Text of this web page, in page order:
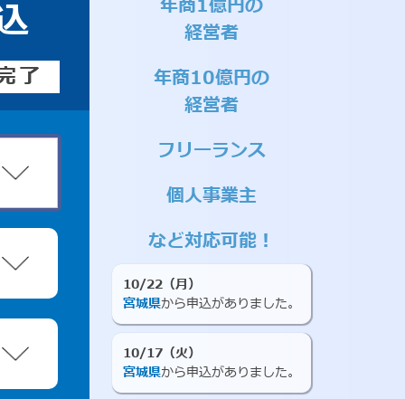
了
年商1億円の
経営者
年商10億円の
経営者
フリーランス
個人事業主
など対応可能！
10/22（月）
宮城県から申込がありました。
10/17（火）
宮城県から申込がありました。